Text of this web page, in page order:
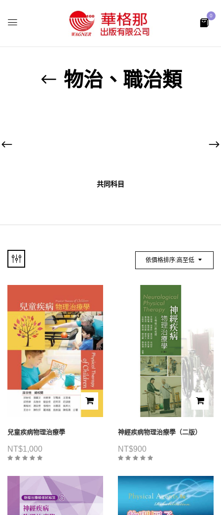
0
物治、職治類
共同科目
依價格排序:高至低
兒童疾病物理治療學
NT$1,000
神經疾病物理治療學（二版）
NT$900